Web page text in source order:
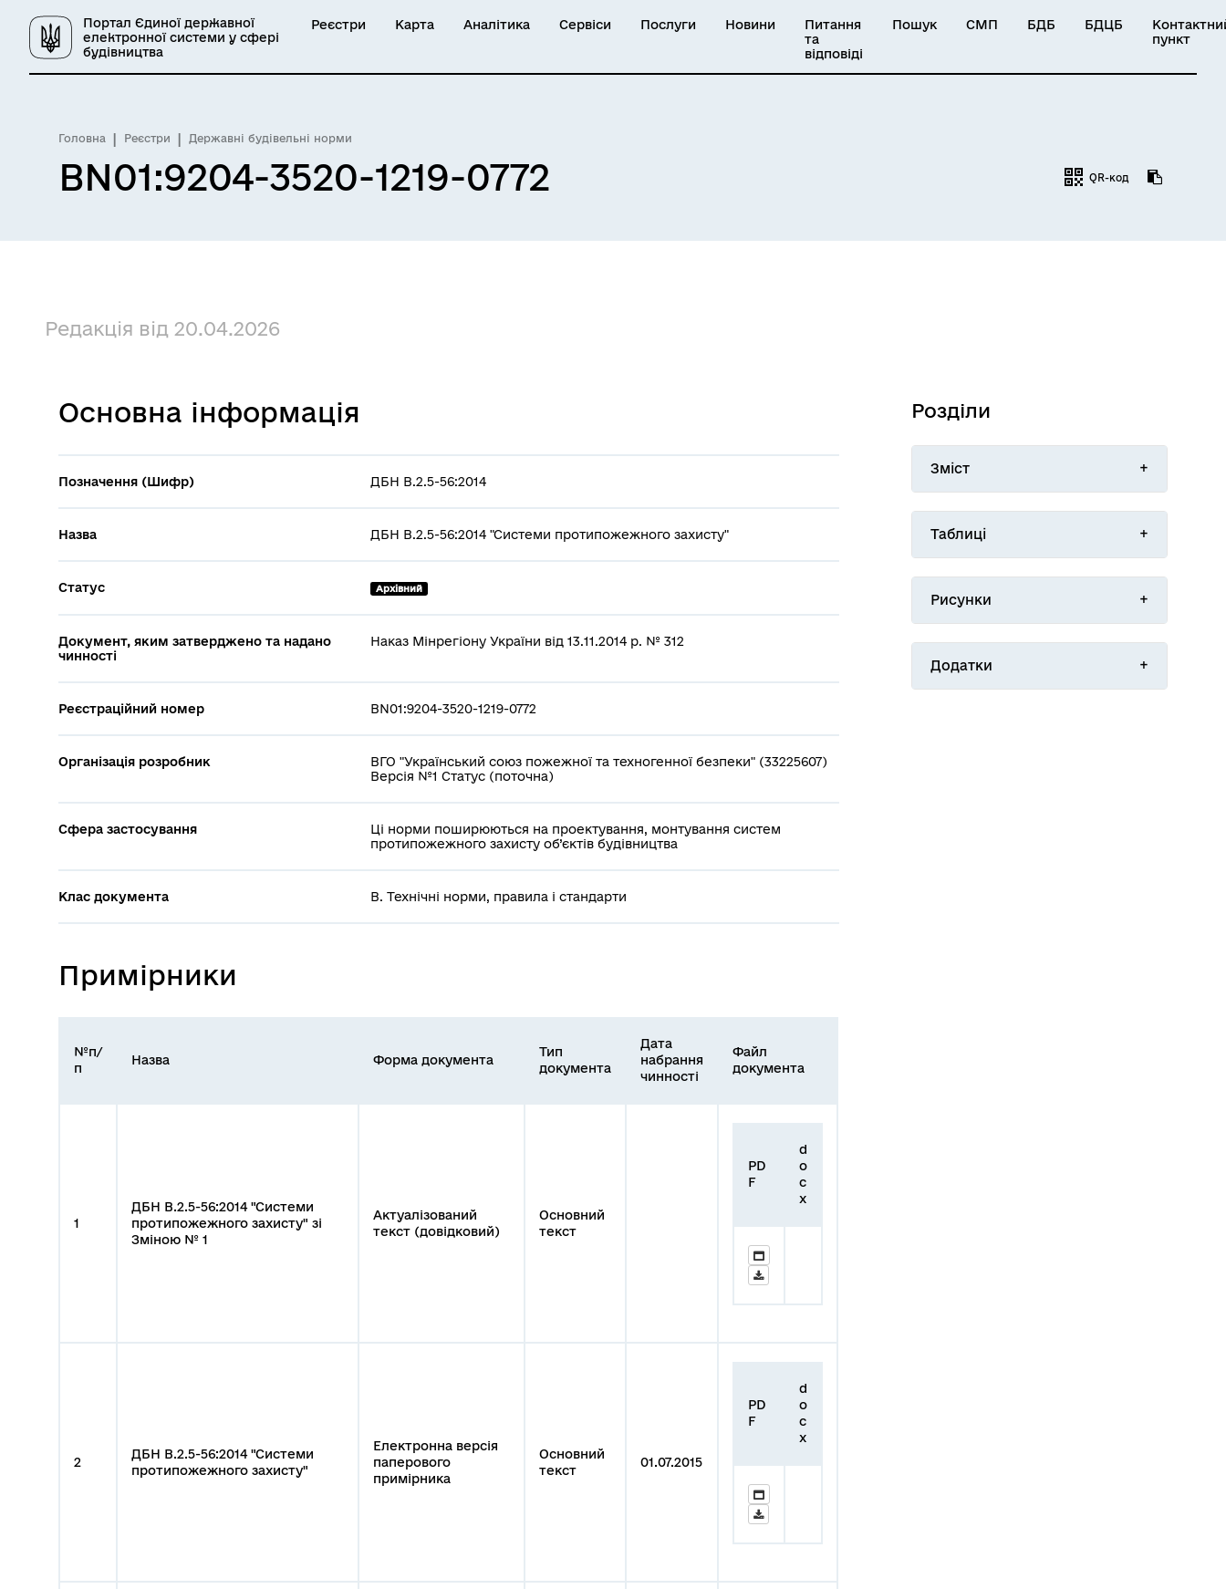
Портал Єдиної державної
електронної системи у сфері
будівництва
Реєстри Карта Аналітика Сервіси Послуги Новини
Питання
та
відповіді
Пошук СМП БДБ БДЦБ
пункт
Головна Реєстри Державні будівельні норми
BN01:9204-3520-1219-0772 QR-код
Редакція від 20.04.2026
Основна інформація
Позначення (Шифр) ДБН В.2.5-56:2014
Назва ДБН В.2.5-56:2014 "Системи протипожежного захисту"
Статус Архівний
Документ, яким затверджено та надано
чинності
Наказ Мінрегіону України від 13.11.2014 р. № 312
Реєстраційний номер BN01:9204-3520-1219-0772
Організація розробник
ВГО "Український союз пожежної та техногенної безпеки" (33225607)
Версія №1 Статус (поточна)
Сфера застосування
Ці норми поширюються на проектування, монтування систем
протипожежного захисту об’єктів будівництва
Клас документа В. Технічні норми, правила і стандарти
Примірники
№п/
п
Назва Форма документа
Тип
документа
Дата
набрання
чинності
Файл
документа
1
ДБН В.2.5-56:2014 "Системи
протипожежного захисту" зі
Зміною № 1
Актуалізований
текст (довідковий)
Основний
текст
PD
F
d
o
c
x
2
ДБН В.2.5-56:2014 "Системи
протипожежного захисту"
Електронна версія
паперового
примірника
Основний
текст
01.07.2015
PD
F
d
o
c
x
Розділи
Зміст
Таблиці
Рисунки
Додатки